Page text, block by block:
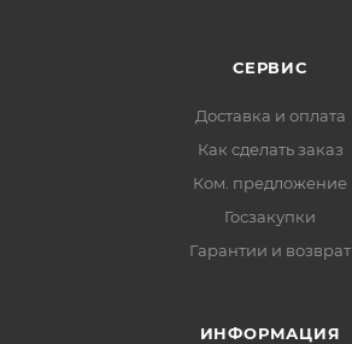
СЕРВИС
Доставка и оплата
Как сделать заказ
Ком. предложение
Госзакупки
Гарантии и возврат
ИНФОРМАЦИЯ